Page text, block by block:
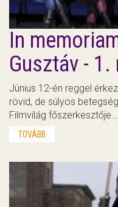
In
Gusztáv - 1.
Június 12-én reggel
rövid, de súlyos
Filmvilág főszerkesztője.…
TOVÁBB